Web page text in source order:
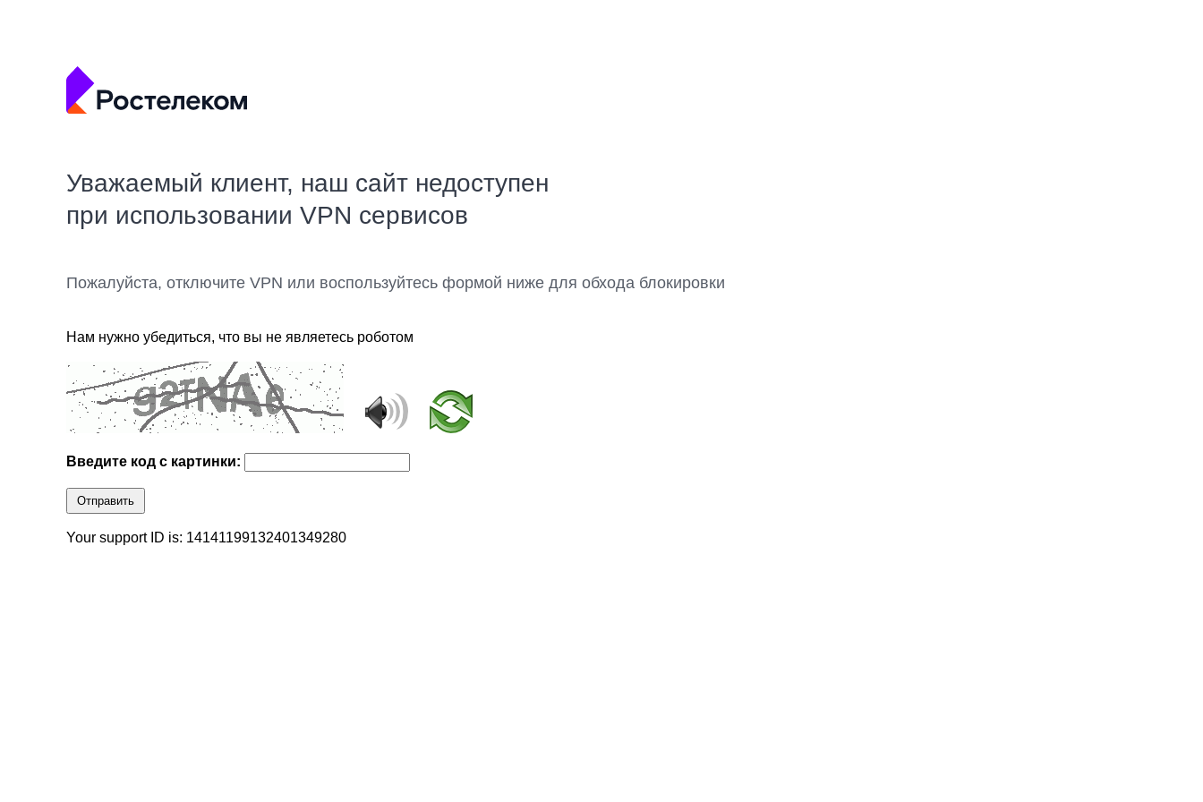
Уважаемый клиент, наш сайт недоступен
при использовании VPN сервисов
Пожалуйста, отключите VPN или воспользуйтесь формой ниже для обхода блокировки
Нам нужно убедиться, что вы не являетесь роботом
Введите код с картинки:
Отправить
Your support ID is: 14141199132401349280